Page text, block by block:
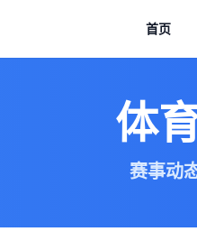
首页
体
赛事动